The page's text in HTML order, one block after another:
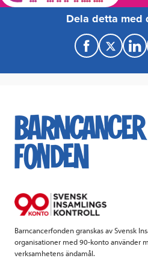
Dela detta med
F
a
e
b
k
T
w
t
t
L
i
k
e
Barncancerfonden granskas av Svensk
organisationer med 90-konto använder
verksamhetens ändamål.